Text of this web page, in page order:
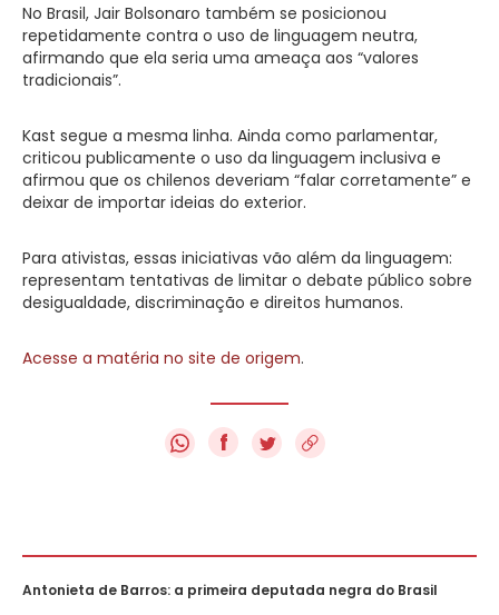
No Brasil, Jair Bolsonaro também se posicionou
repetidamente contra o uso de linguagem neutra,
afirmando que ela seria uma ameaça aos “valores
tradicionais”.
Kast segue a mesma linha. Ainda como parlamentar,
criticou publicamente o uso da linguagem inclusiva e
afirmou que os chilenos deveriam “falar corretamente” e
deixar de importar ideias do exterior.
Para ativistas, essas iniciativas vão além da linguagem:
representam tentativas de limitar o debate público sobre
desigualdade, discriminação e direitos humanos.
Acesse a matéria no site de origem.
f
Antonieta de Barros: a primeira deputada negra do Brasil